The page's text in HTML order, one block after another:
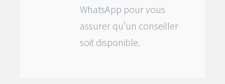
WhatsApp pour vous
assurer qu’un conseiller
soit disponible.